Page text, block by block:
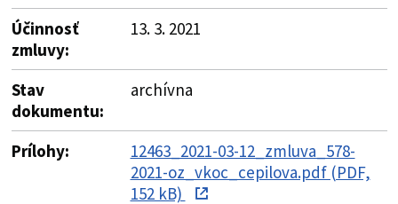
Účinnosť
zmluvy:
13. 3. 2021
Stav
dokumentu:
archívna
Prílohy:
12463_2021-03-12_zmluva_578-
2021-oz_vkoc_cepilova.pdf (PDF,
152 kB)